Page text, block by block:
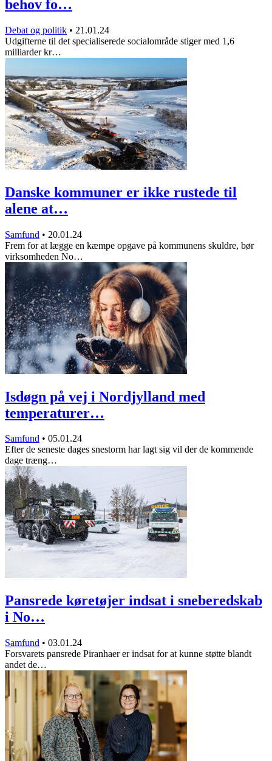
behov fo…
Debat og politik • 21.01.24
Udgifterne til det specialiserede socialområde stiger med 1,6
milliarder kr…
Danske kommuner er ikke rustede til
alene at…
Samfund • 20.01.24
Frem for at lægge en kæmpe opgave på kommunens skuldre, bør
virksomheden No…
Isdøgn på vej i Nordjylland med
temperaturer…
Samfund • 05.01.24
Efter de seneste dages snestorm har lagt sig vil der de kommende
dage træng…
Pansrede køretøjer indsat i sneberedskab
i No…
Samfund • 03.01.24
Forsvarets pansrede Piranhaer er indsat for at kunne støtte blandt
andet de…